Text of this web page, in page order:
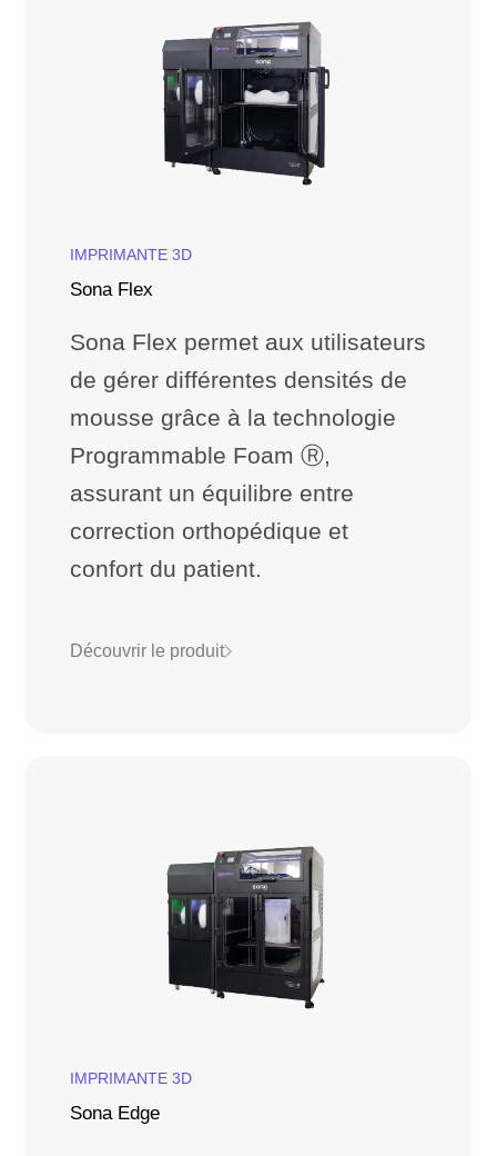
IMPRIMANTE 3D
Sona Flex
Sona Flex permet aux utilisateurs
de gérer différentes densités de
mousse grâce à la technologie
Programmable Foam Ⓡ,
assurant un équilibre entre
correction orthopédique et
confort du patient.
Découvrir le produit
IMPRIMANTE 3D
Sona Edge